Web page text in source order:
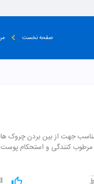
صفحه نخست
جهت از بین بردن چروک
کنندگی و استحکام